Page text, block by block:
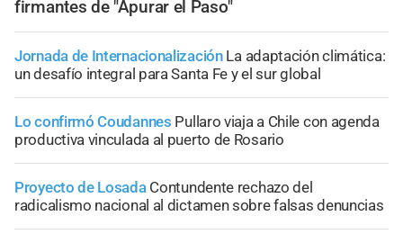
firmantes de "Apurar el Paso"
Jornada de Internacionalización La adaptación climática:
un desafío integral para Santa Fe y el sur global
Lo confirmó Coudannes Pullaro viaja a Chile con agenda
productiva vinculada al puerto de Rosario
Proyecto de Losada Contundente rechazo del
radicalismo nacional al dictamen sobre falsas denuncias